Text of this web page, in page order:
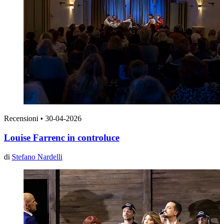
Recensioni • 30-04-2026
Louise Farrenc in controluce
di Stefano Nardelli